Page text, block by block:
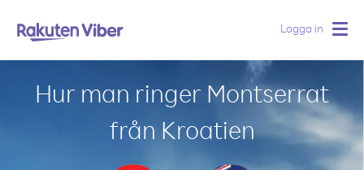
Logga in
Hur man ringer Montserrat
från Kroatien